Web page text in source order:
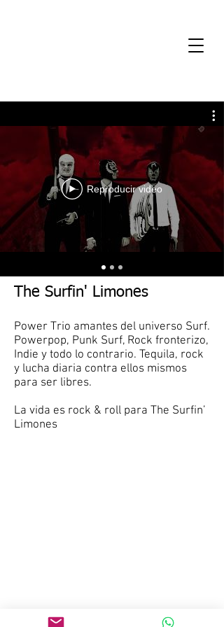
Reproducir video
The Surfin' Limones
Power Trio amantes del universo Surf.
Powerpop, Punk Surf, Rock fronterizo,
Indie y todo lo contrario. Tequila, rock
y lucha diaria contra ellos mismos
para ser libres.
La vida es rock & roll para The Surfin’
Limones